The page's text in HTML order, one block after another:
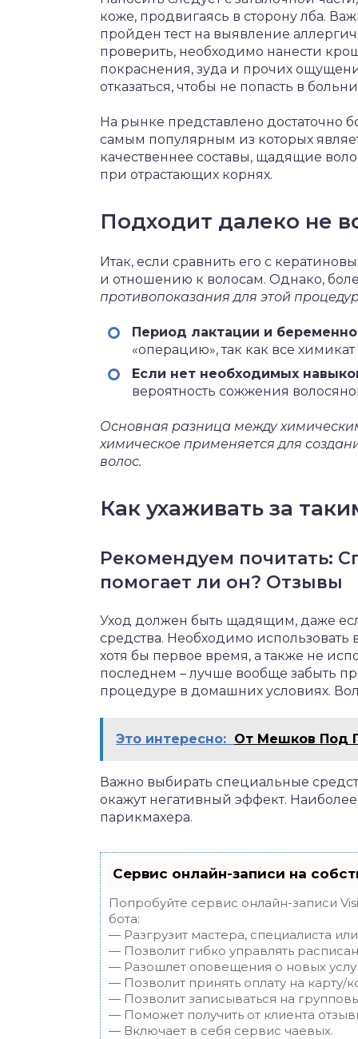
коже, продвигаясь в сторону лба.
пройден тест на выявление
проверить, необходимо нанести
покраснения, зуда и прочих
отказаться, чтобы не попасть в
На рынке представлено достаточно
самым популярным из которых
качественнее составы, щадящие
при отрастающих корнях.
Подходит далеко не
Итак, если сравнить его с
и отношению к волосам. Однако,
противопоказания для этой
Период лактации и
«операцию», так как все
Если нет необходимых
вероятность сожжения
Основная разница между
химическое применяется для
волос.
Как ухаживать за
Рекомендуем почитать:
помогает ли он? Отзывы
Уход должен быть щадящим, даже
средства. Необходимо
хотя бы первое время, а также не
последнем – лучше вообще забыть
процедуре в домашних условиях.
Это интересно: От Мешков Под
Важно выбирать специальные
окажут негативный эффект.
парикмахера.
Сервис онлайн-записи на
Попробуйте сервис онлайн-записи
бота:
— Разгрузит мастера, специалиста
— Позволит гибко управлять
— Разошлет оповещения о новых
— Позволит принять оплату на карту/
— Позволит записываться на
— Поможет получить от клиента
— Включает в себя сервис чаевых.